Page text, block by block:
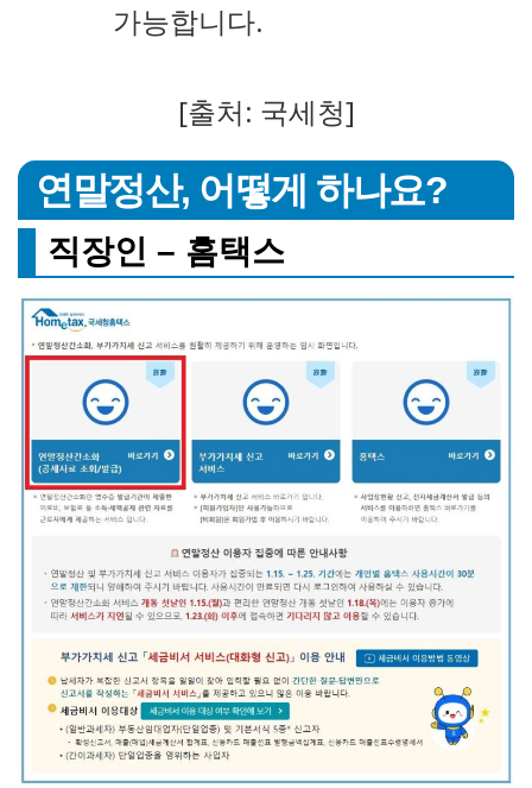
가능합니다.
[출처: 국세청]
연말정산, 어떻게 하나요?
직장인 – 홈택스